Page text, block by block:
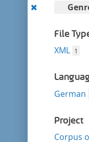
Remove
filterFile
XML 1
German
Project
Corpus